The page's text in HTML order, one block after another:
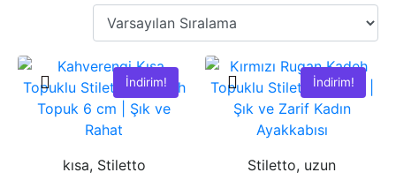
İndirim!
kısa, Stiletto
İndirim!
Stiletto, uzun